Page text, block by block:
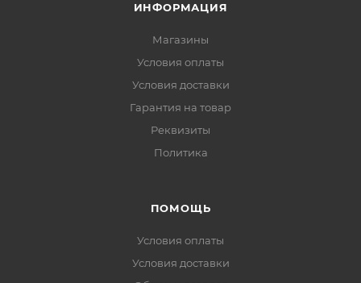
ИНФОРМАЦИЯ
Магазины
Условия оплаты
Условия доставки
Гарантия на товар
Реквизиты
Политика
ПОМОЩЬ
Условия оплаты
Условия доставки